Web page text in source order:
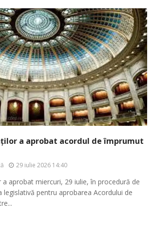
a aprobat acordul de împrumut
29 iulie 2026 14:40
aprobat miercuri, 29 iulie, în procedură de
legislativă pentru aprobarea Acordului de